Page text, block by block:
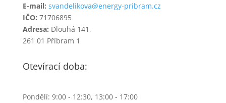
E-mail: svandelikova@energy-pribram.cz
IČO: 71706895
Adresa: Dlouhá 141,
261 01 Příbram 1
Otevírací doba:
Pondělí: 9:00 - 12:30, 13:00 - 17:00